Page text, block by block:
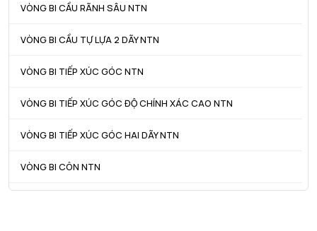
VÒNG BI CẦU RÃNH SÂU NTN
VÒNG BI CẦU TỰ LỰA 2 DÃY NTN
VÒNG BI TIẾP XÚC GÓC NTN
VÒNG BI TIẾP XÚC GÓC ĐỘ CHÍNH XÁC CAO NTN
VÒNG BI TIẾP XÚC GÓC HAI DÃY NTN
VÒNG BI CÔN NTN